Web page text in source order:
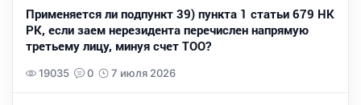
Применяется ли подпункт 39) пункта 1 статьи 679 НК
РК, если заем нерезидента перечислен напрямую
третьему лицу, минуя счет ТОО?
19035 0 7 июля 2026